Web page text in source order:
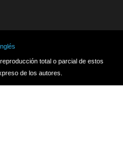
total o parcial de estos
de los autores.